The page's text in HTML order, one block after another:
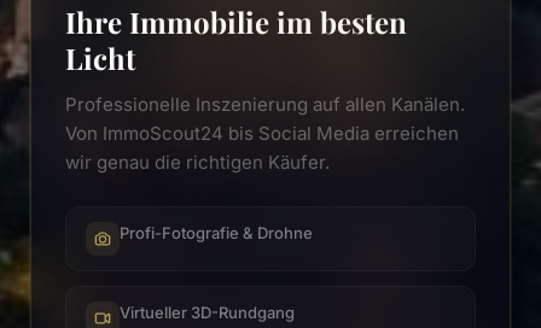
Ihre Immobilie im besten
Licht
Professionelle Inszenierung auf allen Kanälen.
Von ImmoScout24 bis Social Media erreichen
wir genau die richtigen Käufer.
Profi-Fotografie & Drohne
Virtueller 3D-Rundgang